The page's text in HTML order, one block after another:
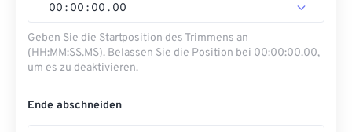
00 : 00 : 00 . 00
Geben Sie die Startposition des Trimmens an
(HH:MM:SS.MS). Belassen Sie die Position bei 00:00:00.00,
um es zu deaktivieren.
Ende abschneiden